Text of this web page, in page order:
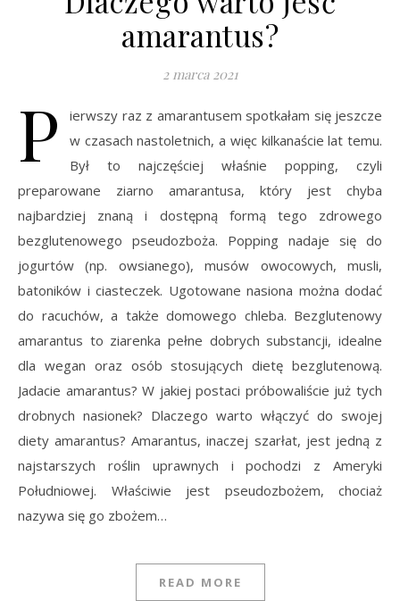
amarantus?
2 marca 2021
P
ierwszy raz z amarantusem spotkałam się jeszcze
w czasach nastoletnich, a więc kilkanaście lat temu.
Był to najczęściej właśnie popping, czyli
preparowane ziarno amarantusa, który jest chyba
najbardziej znaną i dostępną formą tego zdrowego
bezglutenowego pseudozboża. Popping nadaje się do
jogurtów (np. owsianego), musów owocowych, musli,
batoników i ciasteczek. Ugotowane nasiona można dodać
do racuchów, a także domowego chleba. Bezglutenowy
amarantus to ziarenka pełne dobrych substancji, idealne
dla wegan oraz osób stosujących dietę bezglutenową.
Jadacie amarantus? W jakiej postaci próbowaliście już tych
drobnych nasionek? Dlaczego warto włączyć do swojej
diety amarantus? Amarantus, inaczej szarłat, jest jedną z
najstarszych roślin uprawnych i pochodzi z Ameryki
Południowej. Właściwie jest pseudozbożem, chociaż
nazywa się go zbożem…
READ MORE